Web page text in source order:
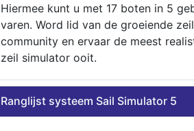
Hiermee kunt u met 17 boten in 5
varen. Word lid van de groeiende zeil
community en ervaar de meest
zeil simulator ooit.
Ranglijst systeem Sail Simulator 5